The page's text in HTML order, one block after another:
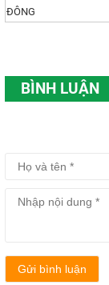
ĐÔNG
BÌNH LUẬN
Gửi bình luận